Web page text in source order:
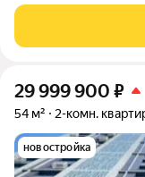
интересных
29 999 900 ₽
54 м² 2-комн.
новостройка